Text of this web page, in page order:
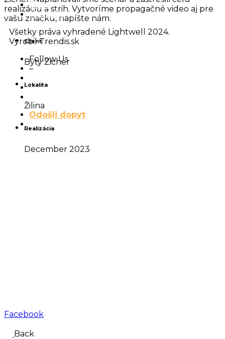
Blog
Kontakt
Všetky práva vyhradené Lightwell 2024.
Vyrobil Trendis.sk
Follow Us
–
Odošli dopyt
realizáciu a strih. Vytvoríme propagačné video aj pre
vašu značku, napíšte nám.
Client
Byty Zicher
Lokalita
Žilina
Realizácia
December 2023
Facebook
Back